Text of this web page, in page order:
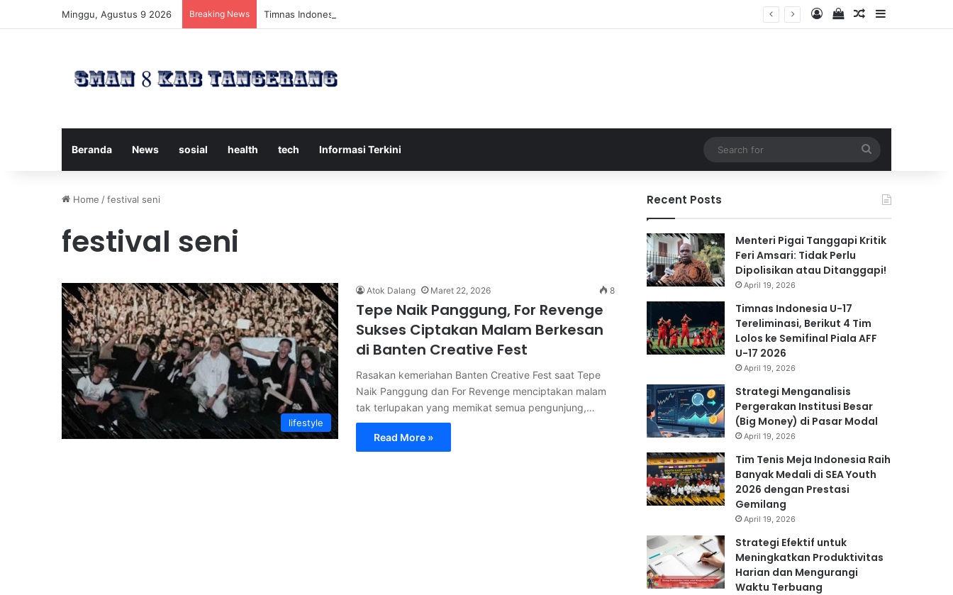
Minggu, Agustus 9 2026 Breaking News Timnas Indonesia U-17 Tereliminasi, Berikut 4 Tim Lolos ke Semifinal Piala AFF U-17 2026 Log InView your
Random Article
Sidebar
Beranda News sosial health tech Informasi Terkini
for
Home /festival seni
festival seni
lifestyle
Atok Dalang Maret 22, 2026 8
Tepe Naik Panggung, For Revenge
Sukses Ciptakan Malam Berkesan
di Banten Creative Fest
Rasakan kemeriahan Banten Creative Fest saat Tepe
Naik Panggung dan For Revenge menciptakan malam
tak terlupakan yang memikat semua pengunjung,…
Read More »
Recent Posts
Menteri Pigai Tanggapi Kritik
Feri Amsari: Tidak Perlu
Dipolisikan atau Ditanggapi!
April 19, 2026
Timnas Indonesia U-17
Tereliminasi, Berikut 4 Tim
Lolos ke Semifinal Piala AFF
U-17 2026
April 19, 2026
Strategi Menganalisis
Pergerakan Institusi Besar
(Big Money) di Pasar Modal
April 19, 2026
Tim Tenis Meja Indonesia Raih
Banyak Medali di SEA Youth
2026 dengan Prestasi
Gemilang
April 19, 2026
Strategi Efektif untuk
Meningkatkan Produktivitas
Harian dan Mengurangi
Waktu Terbuang